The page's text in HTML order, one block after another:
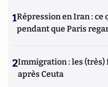
1Répression en Iran : ce
pendant que Paris
2Immigration : les (très)
après Ceuta